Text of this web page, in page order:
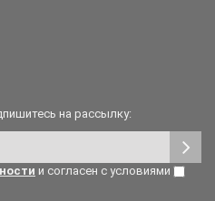
на рассылку:
и согласен с условиями